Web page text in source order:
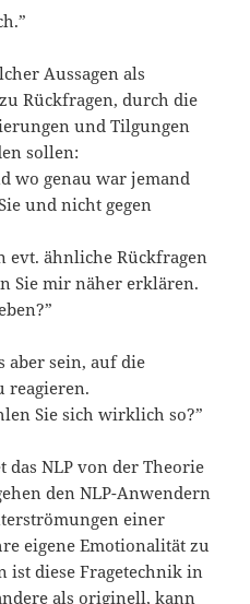
Aussagen als
Rückfragen, durch die
und Tilgungen
sollen:
wo genau war jemand
und nicht gegen
evt. ähnliche Rückfragen
Sie mir näher erklären.
aber sein, auf die
reagieren.
Sie sich wirklich so?”
NLP von der Theorie
den NLP-Anwendern
einer
eigene Emotionalität zu
ist diese Fragetechnik in
als originell, kann